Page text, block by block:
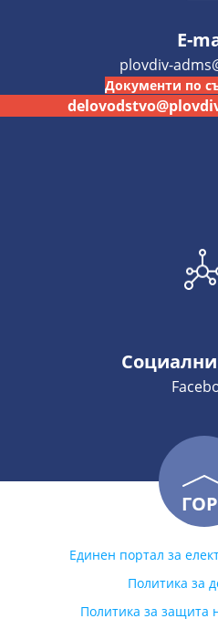
E-
plovdiv-
Документи по
Единен портал за
Политика за
Политика за защита